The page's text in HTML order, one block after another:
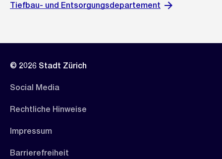
Tiefbau- und Entsorgungsdepartement
© 2026 Stadt Zürich
Social Media
Rechtliche Hinweise
Impressum
Barrierefreiheit